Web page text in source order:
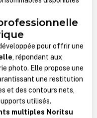
pour offrir une
, répondant aux
photo. Elle propose une
une restitution
et des contours nets,
utilisés.
multiples Noritsu